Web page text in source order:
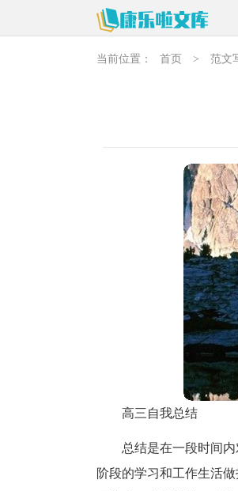
当前位置： 首页 > 范文
高三自我总结
总结是在一段时间
阶段的学习和工作生活